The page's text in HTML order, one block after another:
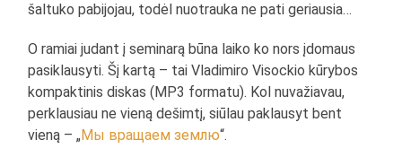
šaltuko pabijojau, todėl nuotrauka ne pati geriausia…
O ramiai judant į seminarą būna laiko ko nors įdomaus
pasiklausyti. Šį kartą – tai Vladimiro Visockio kūrybos
kompaktinis diskas (MP3 formatu). Kol nuvažiavau,
perklausiau ne vieną dešimtį, siūlau paklausyt bent
vieną – „Мы вращаем землю“.